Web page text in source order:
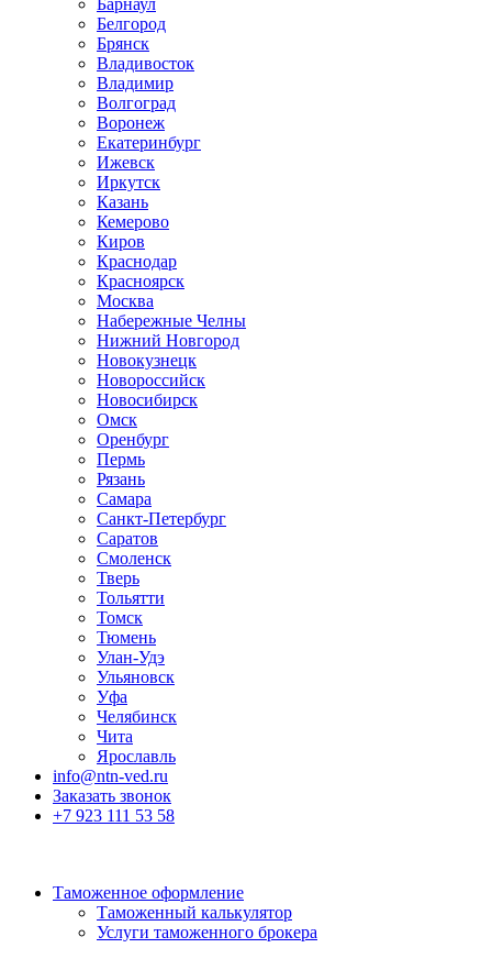
Барнаул
Белгород
Брянск
Владивосток
Владимир
Волгоград
Воронеж
Екатеринбург
Ижевск
Иркутск
Казань
Кемерово
Киров
Краснодар
Красноярск
Москва
Набережные Челны
Нижний Новгород
Новокузнецк
Новороссийск
Новосибирск
Омск
Оренбург
Пермь
Рязань
Самара
Санкт-Петербург
Саратов
Смоленск
Тверь
Тольятти
Томск
Тюмень
Улан-Удэ
Ульяновск
Уфа
Челябинск
Чита
Ярославль
info@ntn-ved.ru
Заказать звонок
+7 923 111 53 58
Таможенное оформление
Таможенный калькулятор
Услуги таможенного брокера